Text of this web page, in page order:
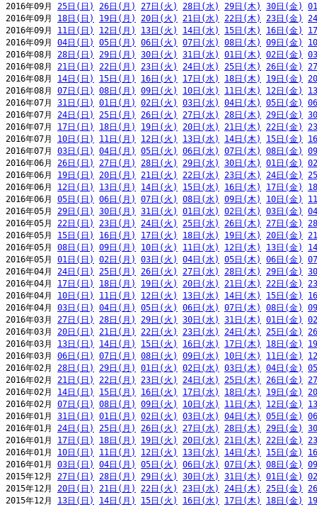
2016年09月 25日(日) 26日(月) 27日(火) 28日(水) 29日(木) 30日(金)
2016年09月 18日(日) 19日(月) 20日(火) 21日(水) 22日(木) 23日(金)
2016年09月 11日(日) 12日(月) 13日(火) 14日(水) 15日(木) 16日(金)
2016年09月 04日(日) 05日(月) 06日(火) 07日(水) 08日(木) 09日(金)
2016年08月 28日(日) 29日(月) 30日(火) 31日(水) 01日(木) 02日(金)
2016年08月 21日(日) 22日(月) 23日(火) 24日(水) 25日(木) 26日(金)
2016年08月 14日(日) 15日(月) 16日(火) 17日(水) 18日(木) 19日(金)
2016年08月 07日(日) 08日(月) 09日(火) 10日(水) 11日(木) 12日(金)
2016年07月 31日(日) 01日(月) 02日(火) 03日(水) 04日(木) 05日(金)
2016年07月 24日(日) 25日(月) 26日(火) 27日(水) 28日(木) 29日(金)
2016年07月 17日(日) 18日(月) 19日(火) 20日(水) 21日(木) 22日(金)
2016年07月 10日(日) 11日(月) 12日(火) 13日(水) 14日(木) 15日(金)
2016年07月 03日(日) 04日(月) 05日(火) 06日(水) 07日(木) 08日(金)
2016年06月 26日(日) 27日(月) 28日(火) 29日(水) 30日(木) 01日(金)
2016年06月 19日(日) 20日(月) 21日(火) 22日(水) 23日(木) 24日(金)
2016年06月 12日(日) 13日(月) 14日(火) 15日(水) 16日(木) 17日(金)
2016年06月 05日(日) 06日(月) 07日(火) 08日(水) 09日(木) 10日(金)
2016年05月 29日(日) 30日(月) 31日(火) 01日(水) 02日(木) 03日(金)
2016年05月 22日(日) 23日(月) 24日(火) 25日(水) 26日(木) 27日(金)
2016年05月 15日(日) 16日(月) 17日(火) 18日(水) 19日(木) 20日(金)
2016年05月 08日(日) 09日(月) 10日(火) 11日(水) 12日(木) 13日(金)
2016年05月 01日(日) 02日(月) 03日(火) 04日(水) 05日(木) 06日(金)
2016年04月 24日(日) 25日(月) 26日(火) 27日(水) 28日(木) 29日(金)
2016年04月 17日(日) 18日(月) 19日(火) 20日(水) 21日(木) 22日(金)
2016年04月 10日(日) 11日(月) 12日(火) 13日(水) 14日(木) 15日(金)
2016年04月 03日(日) 04日(月) 05日(火) 06日(水) 07日(木) 08日(金)
2016年03月 27日(日) 28日(月) 29日(火) 30日(水) 31日(木) 01日(金)
2016年03月 20日(日) 21日(月) 22日(火) 23日(水) 24日(木) 25日(金)
2016年03月 13日(日) 14日(月) 15日(火) 16日(水) 17日(木) 18日(金)
2016年03月 06日(日) 07日(月) 08日(火) 09日(水) 10日(木) 11日(金)
2016年02月 28日(日) 29日(月) 01日(火) 02日(水) 03日(木) 04日(金)
2016年02月 21日(日) 22日(月) 23日(火) 24日(水) 25日(木) 26日(金)
2016年02月 14日(日) 15日(月) 16日(火) 17日(水) 18日(木) 19日(金)
2016年02月 07日(日) 08日(月) 09日(火) 10日(水) 11日(木) 12日(金)
2016年01月 31日(日) 01日(月) 02日(火) 03日(水) 04日(木) 05日(金)
2016年01月 24日(日) 25日(月) 26日(火) 27日(水) 28日(木) 29日(金)
2016年01月 17日(日) 18日(月) 19日(火) 20日(水) 21日(木) 22日(金)
2016年01月 10日(日) 11日(月) 12日(火) 13日(水) 14日(木) 15日(金)
2016年01月 03日(日) 04日(月) 05日(火) 06日(水) 07日(木) 08日(金)
2015年12月 27日(日) 28日(月) 29日(火) 30日(水) 31日(木) 01日(金)
2015年12月 20日(日) 21日(月) 22日(火) 23日(水) 24日(木) 25日(金)
2015年12月 13日(日) 14日(月) 15日(火) 16日(水) 17日(木) 18日(金)